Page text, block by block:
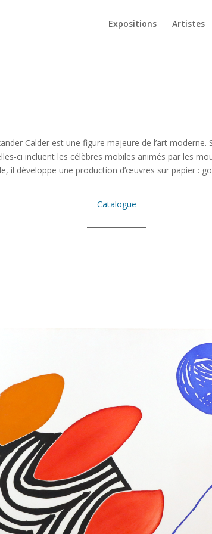
Expositions Artistes
Calder est une figure majeure de l’art
ci incluent les célèbres mobiles animés par les
il développe une production d’œuvres sur papier :
Catalogue